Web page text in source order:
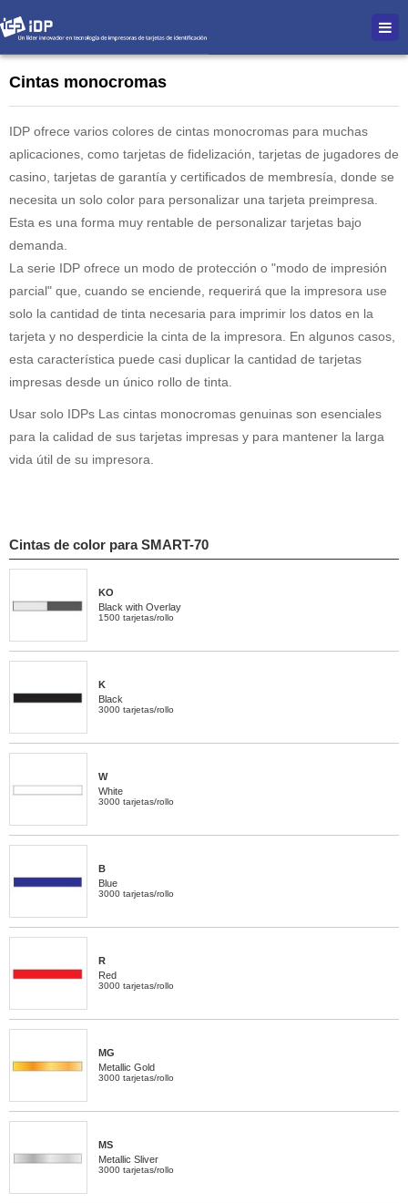
Cintas monocromas
IDP ofrece varios colores de cintas monocromas para muchas
aplicaciones, como tarjetas de fidelización, tarjetas de jugadores de
casino, tarjetas de garantía y certificados de membresía, donde se
necesita un solo color para personalizar una tarjeta preimpresa.
Esta es una forma muy rentable de personalizar tarjetas bajo
demanda.
La serie IDP ofrece un modo de protección o "modo de impresión
parcial" que, cuando se enciende, requerirá que la impresora use
solo la cantidad de tinta necesaria para imprimir los datos en la
tarjeta y no desperdicie la cinta de la impresora. En algunos casos,
esta característica puede casi duplicar la cantidad de tarjetas
impresas desde un único rollo de tinta.
Usar solo IDPs Las cintas monocromas genuinas son esenciales
para la calidad de sus tarjetas impresas y para mantener la larga
vida útil de su impresora.
Cintas de color para SMART-70
KO
Black with Overlay
1500 tarjetas/rollo
K
Black
3000 tarjetas/rollo
W
White
3000 tarjetas/rollo
B
Blue
3000 tarjetas/rollo
R
Red
3000 tarjetas/rollo
MG
Metallic Gold
3000 tarjetas/rollo
MS
Metallic Sliver
3000 tarjetas/rollo